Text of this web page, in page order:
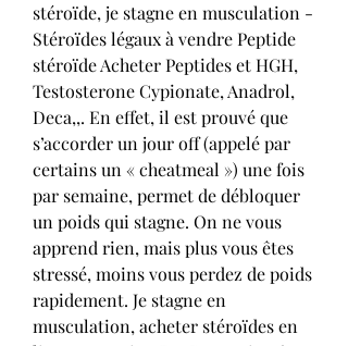
stéroïde, je stagne en musculation -
Stéroïdes légaux à vendre Peptide
stéroïde Acheter Peptides et HGH,
Testosterone Cypionate, Anadrol,
Deca,,. En effet, il est prouvé que
s’accorder un jour off (appelé par
certains un « cheatmeal ») une fois
par semaine, permet de débloquer
un poids qui stagne. On ne vous
apprend rien, mais plus vous êtes
stressé, moins vous perdez de poids
rapidement. Je stagne en
musculation, acheter stéroïdes en